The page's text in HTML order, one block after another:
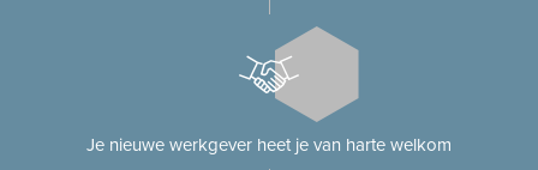
Je nieuwe werkgever heet je van harte welkom